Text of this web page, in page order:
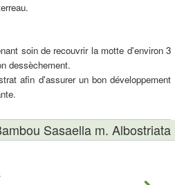
soin de recouvrir la motte d'environ 3
dessèchement.
afin d'assurer un bon développement
Sasaella m. Albostriata